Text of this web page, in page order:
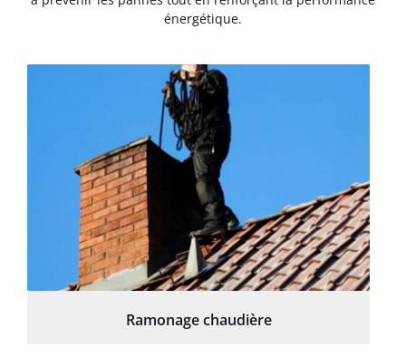
énergétique.
Ramonage chaudière